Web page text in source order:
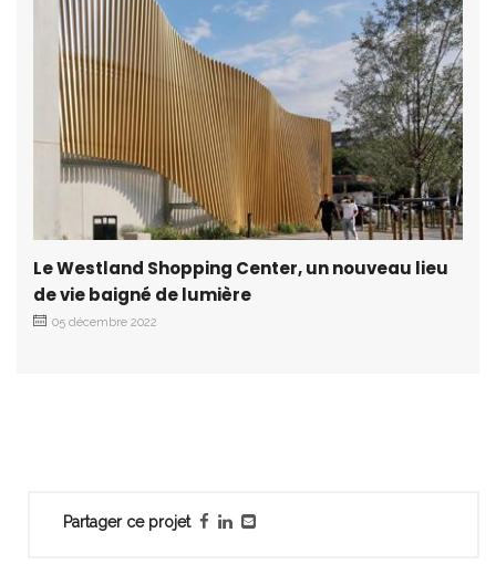
Partager ce projet
Le Westland Shopping Center, un nouveau lieu
de vie baigné de lumière
05 décembre 2022